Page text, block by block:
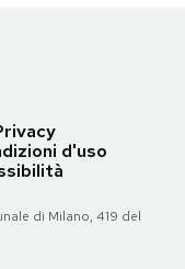
d'uso
di Milano, 419 del